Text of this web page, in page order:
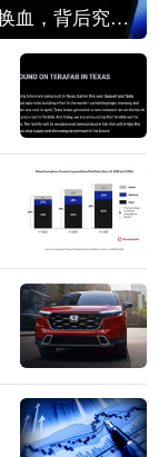
谷歌AI大换血，背后究竟发生了什么？